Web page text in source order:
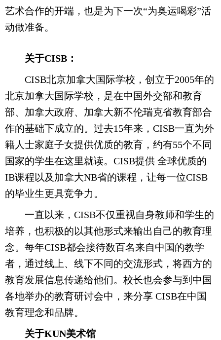
艺术合作的开端，也是为下一次“为奥运喝彩”活
动做准备。
关于CISB：
CISB北京加拿大国际学校，创立于2005年的
北京加拿大国际学校，是在中国外交部和教育
部、加拿大政府、加拿大新不伦瑞克省教育部合
作的基础下成立的。过去15年来，CISB一直为外
籍人士家庭子女提供优质的教育，约有55个不同
国家的学生在这里就读。CISB提供 全球优质的
IB课程以及加拿大NB省的课程，让每一位CISB
的毕业生更具竞争力。
一直以来，CISB不仅重视自身教师和学生的
培养，也积极的以其他形式来输出自己的教育理
念。每年CISB都会接待数百名来自中国的教学
者，通过线上、线下不同的交流形式，将西方的
教育发展信息传递给他们。校长也会参与到中国
各地举办的教育研讨会中，来分享 CISB在中国
教育理念和品牌。
关于KUN美术馆